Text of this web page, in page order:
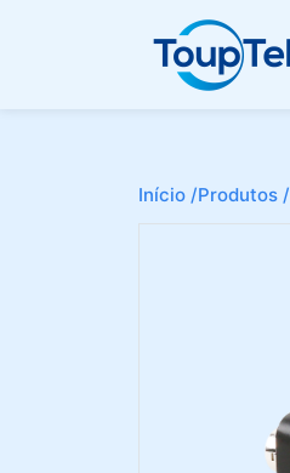
Início /Produtos /